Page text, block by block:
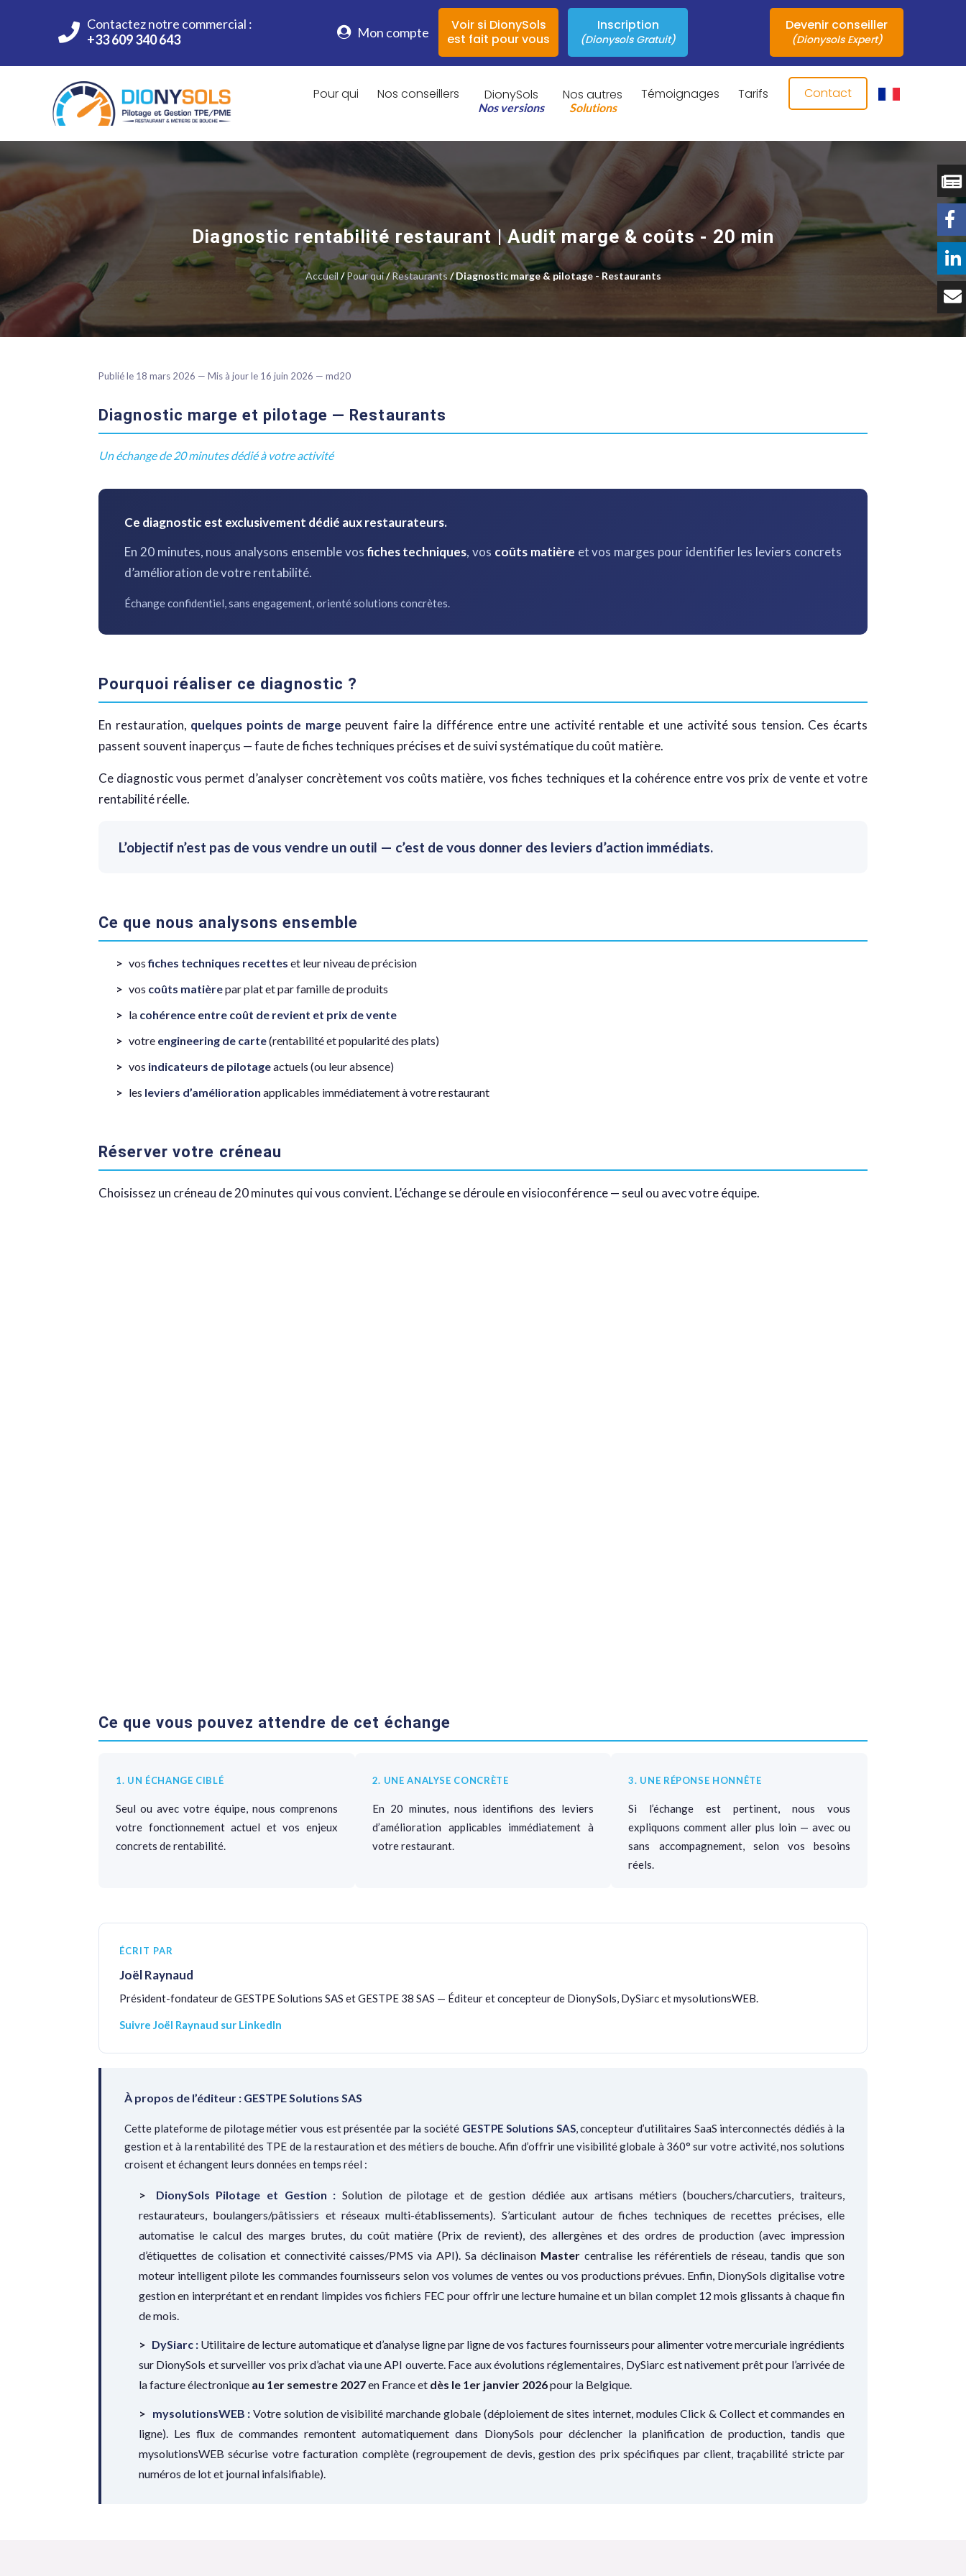
Contactez notre commercial :
+33 609 340 643
Mon compte
Voir si DionySols
est fait pour vous
Inscription
(Dionysols Gratuit)
Devenir conseiller
(Dionysols Expert)
Pour qui Nos conseillers DionySols
Nos versions
Nos autres
Solutions
Témoignages Tarifs Contact
Diagnostic rentabilité restaurant | Audit marge & coûts - 20 min
Accueil /Pour qui/Restaurants/ Diagnostic marge & pilotage - Restaurants
Publié le 18 mars 2026 — Mis à jour le 16 juin 2026 — md20
Diagnostic marge et pilotage — Restaurants
Un échange de 20 minutes dédié à votre activité
Ce diagnostic est exclusivement dédié aux restaurateurs.
En 20 minutes, nous analysons ensemble vosfiches techniques, vos coûts matière et vos marges pour identifier les leviers concrets
d’amélioration de votre rentabilité.
Échange confidentiel, sans engagement, orienté solutions concrètes.
Pourquoi réaliser ce diagnostic ?
En restauration, quelques points de marge peuvent faire la différence entre une activité rentable et une activité sous tension. Ces écarts
passent souvent inaperçus — faute de fiches techniques précises et de suivi systématique du coût matière.
Ce diagnostic vous permet d’analyser concrètement vos coûts matière, vos fiches techniques et la cohérence entre vos prix de vente et votre
rentabilité réelle.
L’objectif n’est pas de vous vendre un outil — c’est de vous donner des leviers d’action immédiats.
Ce que nous analysons ensemble
vosfiches techniques recettes et leur niveau de précision
vos coûts matièrepar plat et par famille de produits
la cohérence entre coût de revient et prix de vente
votre engineering de carte(rentabilité et popularité des plats)
vos indicateurs de pilotageactuels (ou leur absence)
les leviers d’amélioration applicables immédiatement à votre restaurant
Réserver votre créneau
Choisissez un créneau de 20 minutes qui vous convient. L’échange se déroule en visioconférence — seul ou avec votre équipe.
Ce que vous pouvez attendre de cet échange
1. UN ÉCHANGE CIBLÉ
Seul ou avec votre équipe, nous comprenons
votre fonctionnement actuel et vos enjeux
concrets de rentabilité.
2. UNE ANALYSE CONCRÈTE
En 20 minutes, nous identifions des leviers
d’amélioration applicables immédiatement à
votre restaurant.
3. UNE RÉPONSE HONNÊTE
Si l’échange est pertinent, nous vous
expliquons comment aller plus loin — avec ou
sans accompagnement, selon vos besoins
réels.
ÉCRIT PAR
Joël Raynaud
Président-fondateur de GESTPE Solutions SAS et GESTPE 38 SAS — Éditeur et concepteur de DionySols, DySiarc et mysolutionsWEB.
Suivre Joël Raynaud sur LinkedIn
À propos de l’éditeur : GESTPE Solutions SAS
Cette plateforme de pilotage métier vous est présentée par la société GESTPE Solutions SAS, concepteur d’utilitaires SaaS interconnectés dédiés à la
gestion et à la rentabilité des TPE de la restauration et des métiers de bouche. Afin d’offrir une visibilité globale à 360° sur votre activité, nos solutions
croisent et échangent leurs données en temps réel :
DionySols Pilotage et Gestion : Solution de pilotage et de gestion dédiée aux artisans métiers (bouchers/charcutiers, traiteurs,
restaurateurs, boulangers/pâtissiers et réseaux multi-établissements). S’articulant autour de fiches techniques de recettes précises, elle
automatise le calcul des marges brutes, du coût matière (Prix de revient), des allergènes et des ordres de production (avec impression
d’étiquettes de colisation et connectivité caisses/PMS via API). Sa déclinaison Mastercentralise les référentiels de réseau, tandis que son
moteur intelligent pilote les commandes fournisseurs selon vos volumes de ventes ou vos productions prévues. Enfin, DionySols digitalise votre
gestion en interprétant et en rendant limpides vos fichiers FEC pour offrir une lecture humaine et un bilan complet 12 mois glissants à chaque fin
de mois.
DySiarc : Utilitaire de lecture automatique et d’analyse ligne par ligne de vos factures fournisseurs pour alimenter votre mercuriale ingrédients
sur DionySols et surveiller vos prix d’achat via une API ouverte. Face aux évolutions réglementaires, DySiarc est nativement prêt pour l’arrivée de
la facture électronique au 1er semestre 2027en France et dès le 1er janvier 2026pour la Belgique.
mysolutionsWEB : Votre solution de visibilité marchande globale (déploiement de sites internet, modules Click & Collect et commandes en
ligne). Les flux de commandes remontent automatiquement dans DionySols pour déclencher la planification de production, tandis que
mysolutionsWEB sécurise votre facturation complète (regroupement de devis, gestion des prix spécifiques par client, traçabilité stricte par
numéros de lot et journal infalsifiable).